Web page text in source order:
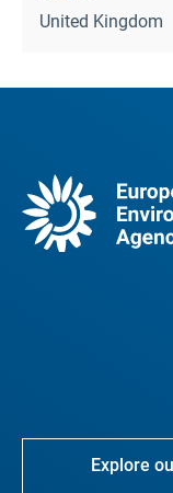
United Kingdom
Explore